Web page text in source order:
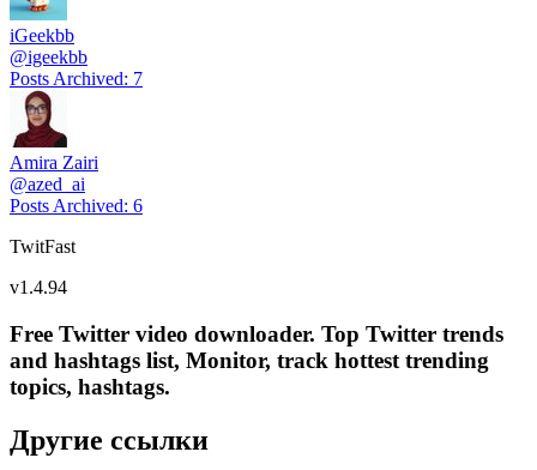
iGeekbb
@igeekbb
Posts Archived: 7
Amira Zairi
@azed_ai
Posts Archived: 6
TwitFast
v1.4.94
Free Twitter video downloader. Top Twitter trends
and hashtags list, Monitor, track hottest trending
topics, hashtags.
Другие ссылки